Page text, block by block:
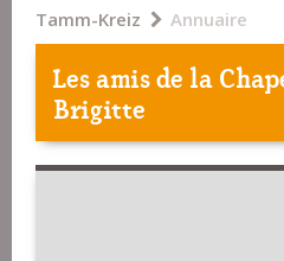
Tamm-Kreiz Annuaire
Les amis de la
Brigitte